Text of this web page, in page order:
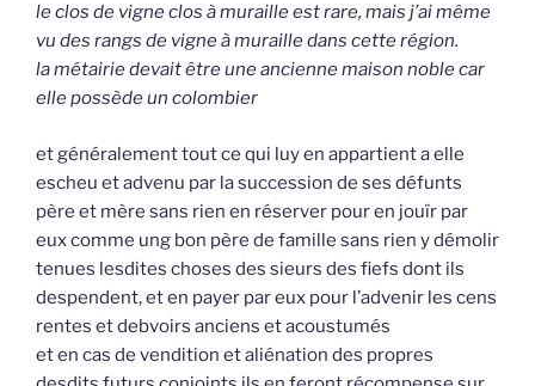
le clos de vigne clos à muraille est rare, mais j’ai même
vu des rangs de vigne à muraille dans cette région.
la métairie devait être une ancienne maison noble car
elle possède un colombier
et généralement tout ce qui luy en appartient a elle
escheu et advenu par la succession de ses défunts
père et mère sans rien en réserver pour en jouïr par
eux comme ung bon père de famille sans rien y démolir
tenues lesdites choses des sieurs des fiefs dont ils
despendent, et en payer par eux pour l’advenir les cens
rentes et debvoirs anciens et acoustumés
et en cas de vendition et aliénation des propres